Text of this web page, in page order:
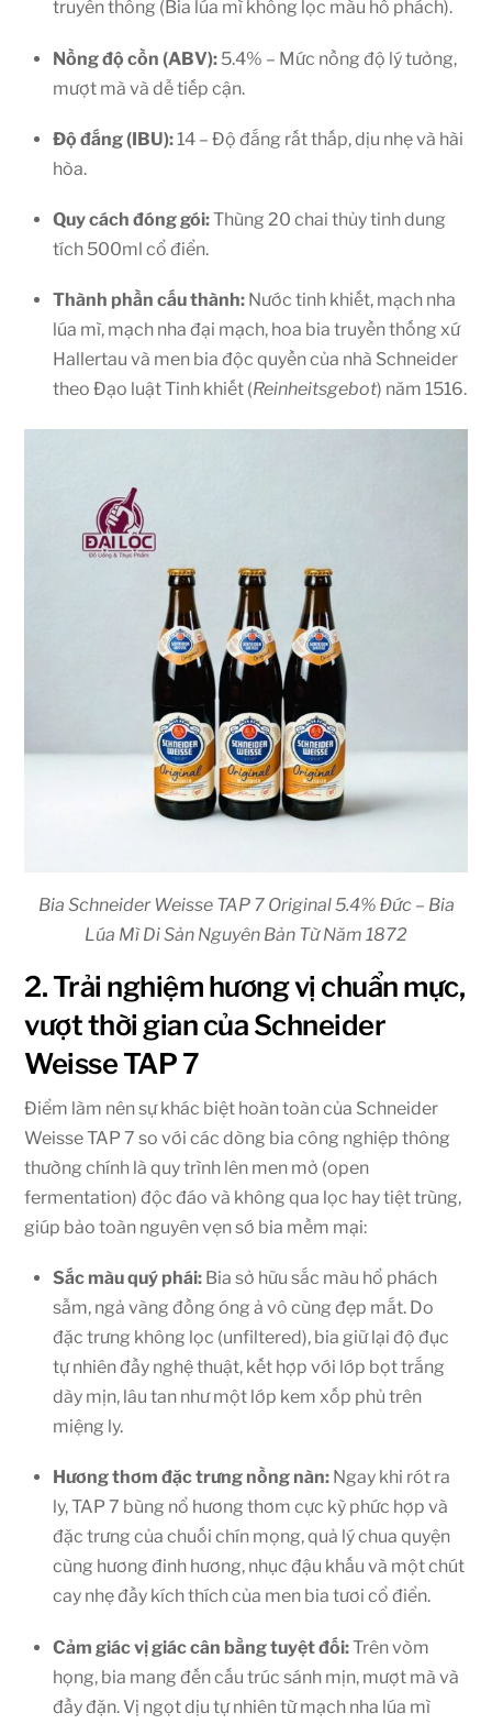
truyền thống (Bia lúa mì không lọc màu hổ phách).
Nồng độ cồn (ABV): 5.4% – Mức nồng độ lý tưởng,
mượt mà và dễ tiếp cận.
Độ đắng (IBU):14 – Độ đắng rất thấp, dịu nhẹ và hài
hòa.
Quy cách đóng gói:Thùng 20 chai thủy tinh dung
tích 500ml cổ điển.
Thành phần cấu thành: Nước tinh khiết, mạch nha
lúa mì, mạch nha đại mạch, hoa bia truyền thống xứ
Hallertau và men bia độc quyền của nhà Schneider
theo Đạo luật Tinh khiết (Reinheitsgebot) năm 1516.
Bia Schneider Weisse TAP 7 Original 5.4% Đức – Bia
Lúa Mì Di Sản Nguyên Bản Từ Năm 1872
2. Trải nghiệm hương vị chuẩn mực,
vượt thời gian của Schneider
Weisse TAP 7
Điểm làm nên sự khác biệt hoàn toàn của Schneider
Weisse TAP 7 so với các dòng bia công nghiệp thông
thường chính là quy trình lên men mở (open
fermentation) độc đáo và không qua lọc hay tiệt trùng,
giúp bảo toàn nguyên vẹn sớ bia mềm mại:
Sắc màu quý phái: Bia sở hữu sắc màu hổ phách
sẫm, ngả vàng đồng óng ả vô cùng đẹp mắt. Do
đặc trưng không lọc (unfiltered), bia giữ lại độ đục
tự nhiên đầy nghệ thuật, kết hợp với lớp bọt trắng
dày mịn, lâu tan như một lớp kem xốp phủ trên
miệng ly.
Hương thơm đặc trưng nồng nàn: Ngay khi rót ra
ly, TAP 7 bùng nổ hương thơm cực kỳ phức hợp và
đặc trưng của chuối chín mọng, quả lý chua quyện
cùng hương đinh hương, nhục đậu khấu và một chút
cay nhẹ đầy kích thích của men bia tươi cổ điển.
Cảm giác vị giác cân bằng tuyệt đối:Trên vòm
họng, bia mang đến cấu trúc sánh mịn, mượt mà và
đầy đặn. Vị ngọt dịu tự nhiên từ mạch nha lúa mì